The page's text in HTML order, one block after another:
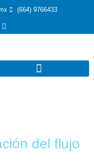
(664) 9766433
del flujo